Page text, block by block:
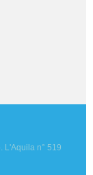
L'Aquila n° 519